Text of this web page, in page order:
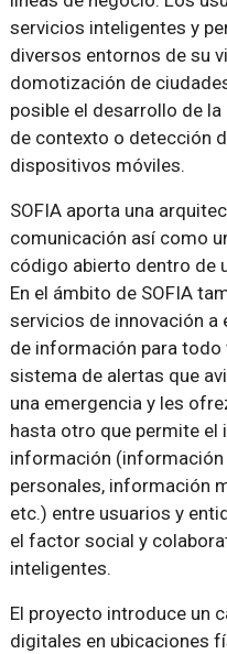
servicios inteligentes y
diversos entornos de su
domotización de
posible el desarrollo de
de contexto o detección
dispositivos móviles.
SOFIA aporta una
comunicación así como
código abierto dentro de
En el ámbito de SOFIA
servicios de innovación a
de información para todo
sistema de alertas que
una emergencia y les
hasta otro que permite el
información (información
personales, información
etc.) entre usuarios y
el factor social y
inteligentes.
El proyecto introduce un
digitales en ubicaciones